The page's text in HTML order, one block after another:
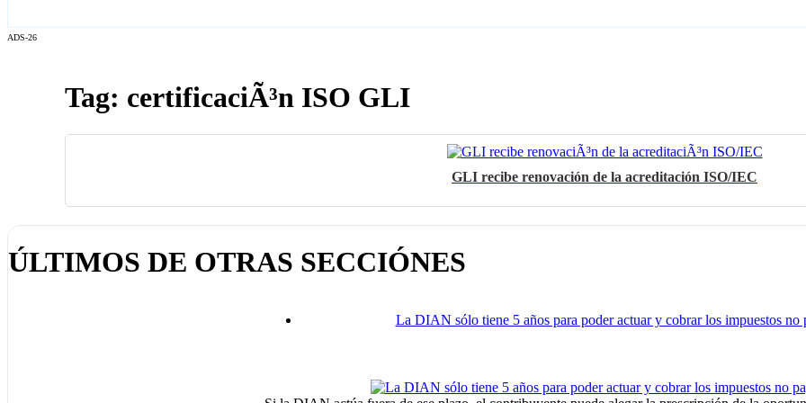
ADS-26
Tag: certificaciÃ³n ISO GLI
GLI recibe renovación de la acreditación ISO/IEC
ÚLTIMOS DE OTRAS SECCIÓNES
La DIAN sólo tiene 5 años para poder actuar y cobrar los impuestos no